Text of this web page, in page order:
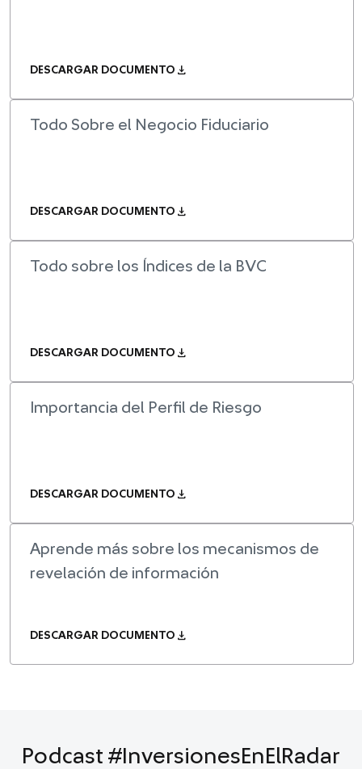
DESCARGAR DOCUMENTO download
Todo Sobre el Negocio Fiduciario
DESCARGAR DOCUMENTO download
Todo sobre los Índices de la BVC
DESCARGAR DOCUMENTO download
Importancia del Perfil de Riesgo
DESCARGAR DOCUMENTO download
Aprende más sobre los mecanismos de
revelación de información
DESCARGAR DOCUMENTO download
Podcast #InversionesEnElRadar